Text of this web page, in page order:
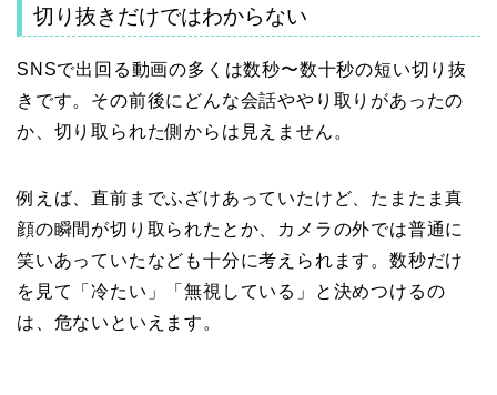
切り抜きだけではわからない
SNSで出回る動画の多くは数秒〜数十秒の短い切り抜
きです。その前後にどんな会話ややり取りがあったの
か、切り取られた側からは見えません。
例えば、直前までふざけあっていたけど、たまたま真
顔の瞬間が切り取られたとか、カメラの外では普通に
笑いあっていたなども十分に考えられます。数秒だけ
を見て「冷たい」「無視している」と決めつけるの
は、危ないといえます。